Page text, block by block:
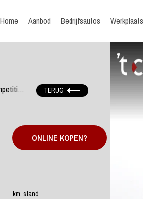
Home Aanbod Bedrijfsautos Werkplaats
60 TFSI e 490 PK Quattro S-Line Pro Line Competition PHEV, Panoramadak, Trekhaak, RS-Stoelen, Bang&Olufsen, Memory, Sfeerverlich TERUG
ONLINE KOPEN?
km. stand